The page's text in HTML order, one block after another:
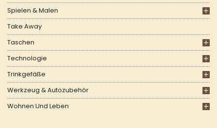
Spielen & Malen
Take Away
Taschen
Technologie
Trinkgefäße
Werkzeug & Autozubehör
Wohnen Und Leben